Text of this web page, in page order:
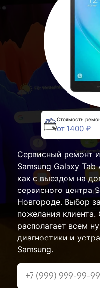
Стоимость
от 1400 ₽
Сервисный ремонт
Samsung Galaxy Tab
как с выездом на
сервисного центра
Новгороде. Выбор
пожелания
располагает всем
диагностики и
Samsung.